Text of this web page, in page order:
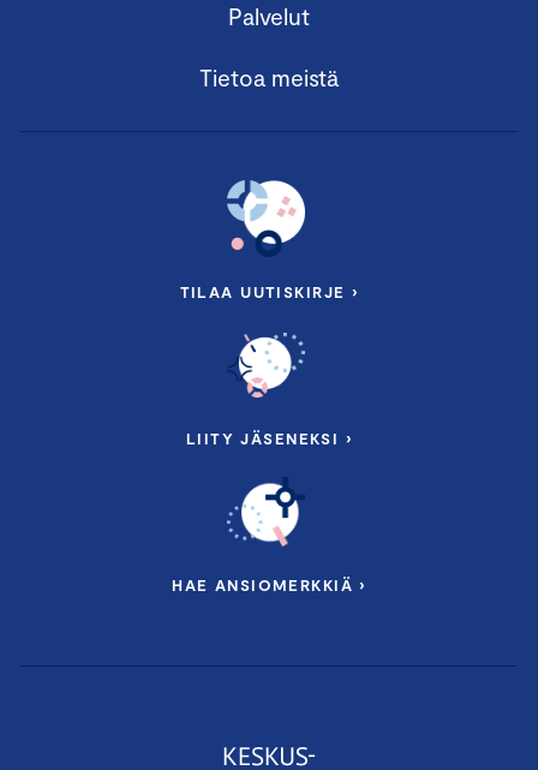
Palvelut
Tietoa meistä
TILAA UUTISKIRJE ›
LIITY JÄSENEKSI ›
HAE ANSIOMERKKIÄ ›